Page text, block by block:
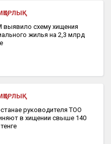
схему хищения
жилья на 2,3 млрд
руководителя ТОО
в хищении свыше 140